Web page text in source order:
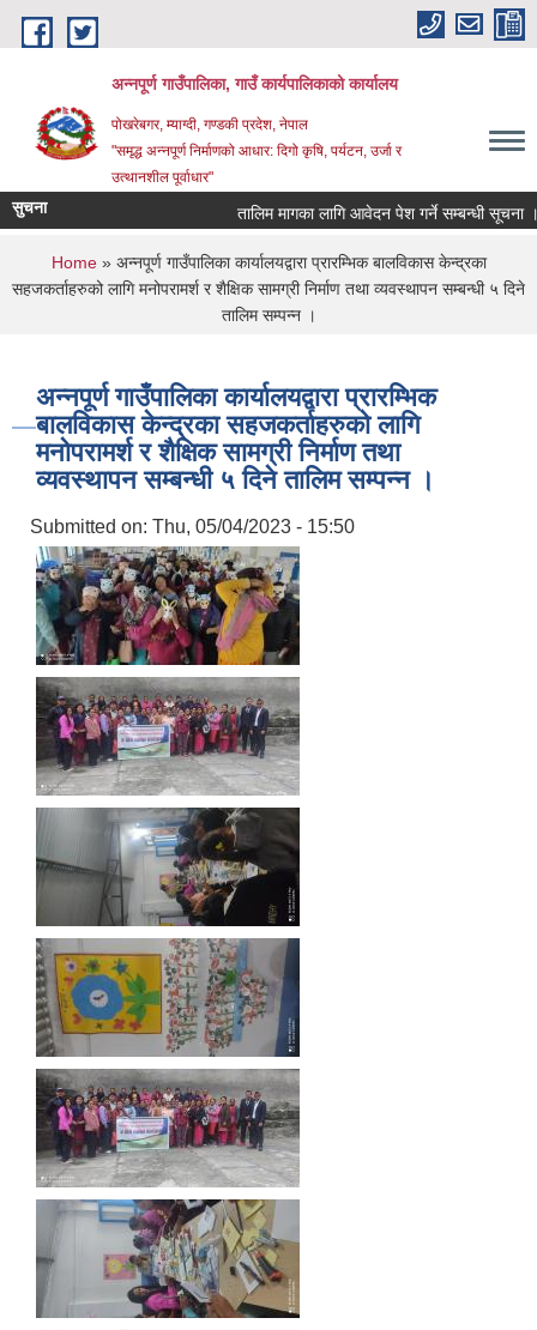
Skip to main content
अन्‍नपूर्ण गाउँपालिका, गाउँ कार्यपालिकाको कार्यालय
पोखरेबगर, म्याग्दी, गण्डकी प्रदेश, नेपाल
"समृद्ध अन्‍नपूर्ण निर्माणको आधार: दिगो कृषि, पर्यटन, उर्जा र
उत्थानशील पूर्वाधार"
सुचना तालिम मागका लागि आवेदन पेश गर्ने सम्बन्धी सूचना ।।
You are here
Home» अन्नपूर्ण गाउँपालिका कार्यालयद्वारा प्रारम्भिक बालविकास केन्द्रका
सहजकर्ताहरुको लागि मनोपरामर्श र शैक्षिक सामग्री निर्माण तथा व्यवस्थापन सम्बन्धी ५ दिने
तालिम सम्पन्न ।
अन्नपूर्ण गाउँपालिका कार्यालयद्वारा प्रारम्भिक
बालविकास केन्द्रका सहजकर्ताहरुको लागि
मनोपरामर्श र शैक्षिक सामग्री निर्माण तथा
व्यवस्थापन सम्बन्धी ५ दिने तालिम सम्पन्न ।
Submitted on: Thu, 05/04/2023 - 15:50